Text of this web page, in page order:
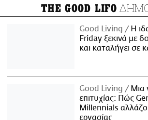
THE GOOD LIFO
Good Living
Η
Friday ξεκινά με
και καταλήγει σε
Good Living
Μια
επιτυχίας: Πώς
Millennials
εργασίας